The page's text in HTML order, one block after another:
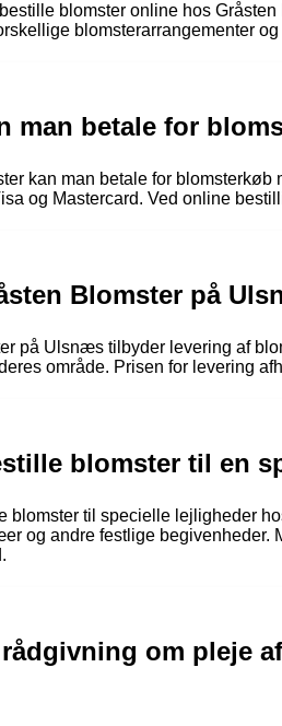
blomster online hos
blomsterarrangementer
man betale for
kan man betale for
og Mastercard. Ved online
Blomster på
på Ulsnæs tilbyder levering af
område. Prisen for levering
blomster til en
blomster til specielle lejligheder
og andre festlige begivenheder.
om pleje